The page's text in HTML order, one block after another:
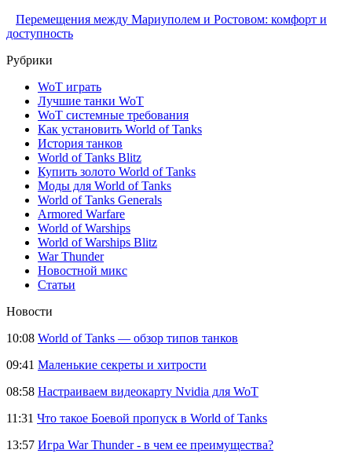
Перемещения между Мариуполем и Ростовом: комфорт и
доступность
Рубрики
WoT играть
Лучшие танки WoT
WoT системные требования
Как установить World of Tanks
История танков
World of Tanks Blitz
Купить золото World of Tanks
Моды для World of Tanks
World of Tanks Generals
Armored Warfare
World of Warships
World of Warships Blitz
War Thunder
Новостной микс
Статьи
Новости
10:08 World of Tanks — обзор типов танков
09:41 Маленькие секреты и хитрости
08:58 Настраиваем видеокарту Nvidia для WoT
11:31 Что такое Боевой пропуск в World of Tanks
13:57 Игра War Thunder - в чем ее преимущества?